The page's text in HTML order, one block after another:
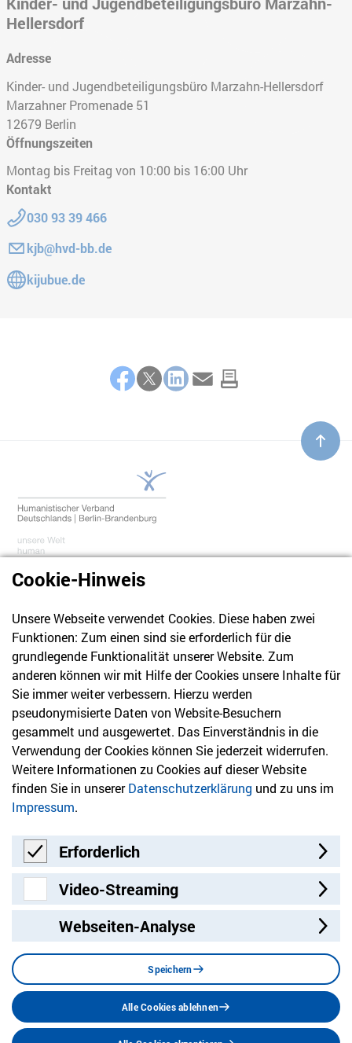
Hellersdorf
Adresse
Kinder- und Jugendbeteiligungsbüro Marzahn-Hellersdorf
Marzahner Promenade 51
12679 Berlin
Öffnungszeiten
Montag bis Freitag von 10:00 bis 16:00 Uhr
Kontakt
Telefon:
030 93 39 466
E-Mail:kjb@hvd-bb.de
Gehe zur Website:
kijubue.de
030 61 39 04 10
info@hvd-bb.de
Newsletter
Bleiben Sie mit unserem Newsletter auf dem aktuellsten
Stand mit Themen, die Sie interessieren.
Jetzt anmelden
Besuchen Sie uns auf:
Instagram
Datenschutz Impressum
Barrierefreiheit
Cookie-Hinweis
Unsere Webseite verwendet Cookies. Diese haben zwei
Funktionen: Zum einen sind sie erforderlich für die
grundlegende Funktionalität unserer Website. Zum
anderen können wir mit Hilfe der Cookies unsere Inhalte für
Sie immer weiter verbessern. Hierzu werden
pseudonymisierte Daten von Website-Besuchern
gesammelt und ausgewertet. Das Einverständnis in die
Verwendung der Cookies können Sie jederzeit widerrufen.
Weitere Informationen zu Cookies auf dieser Website
finden Sie in unsererDatenschutzerklärung und zu uns im
Impressum.
Erforderlich
Erforderlich
Video-Streaming
Video-Streaming
Webseiten-Analyse
Speichern
Alle Cookies ablehnen